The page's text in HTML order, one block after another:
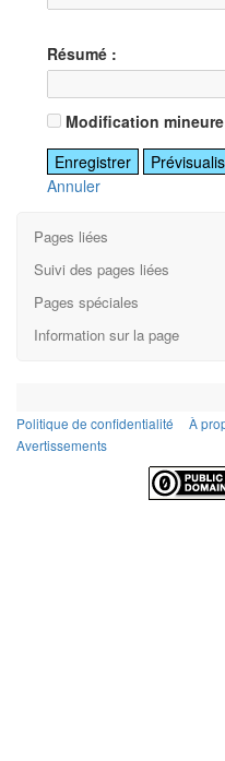
Résumé :
Modification mineure
Annuler
Pages liées
Suivi des pages liées
Pages spéciales
Information sur la page
Politique de confidentialité
À
Avertissements